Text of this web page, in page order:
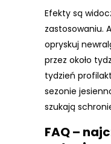
Efekty są
zastosowaniu.
opryskuj
przez około
tydzień
sezonie
szukają
FAQ –